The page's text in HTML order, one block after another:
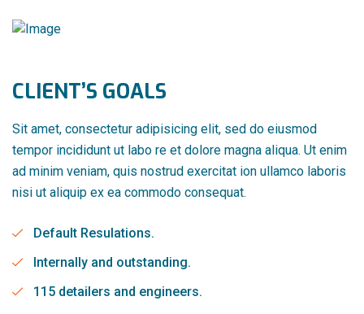
CLIENT’S GOALS
Sit amet, consectetur adipisicing elit, sed do eiusmod
tempor incididunt ut labo re et dolore magna aliqua. Ut enim
ad minim veniam, quis nostrud exercitat ion ullamco laboris
nisi ut aliquip ex ea commodo consequat.
Default Resulations.
Internally and outstanding.
115 detailers and engineers.